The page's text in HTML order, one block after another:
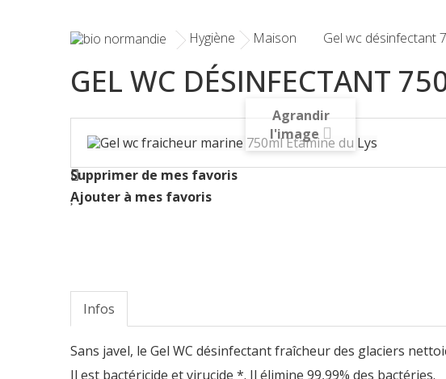
Hygiène Maison Gel wc désinfectant
GEL WC DÉSINFECTANT
Agrandir
l'image
Supprimer de mes favoris
Ajouter à mes favoris
Infos
Sans javel, le Gel WC désinfectant fraîcheur des glaciers
Il est bactéricide et virucide *. Il élimine 99,99% des bactéries.